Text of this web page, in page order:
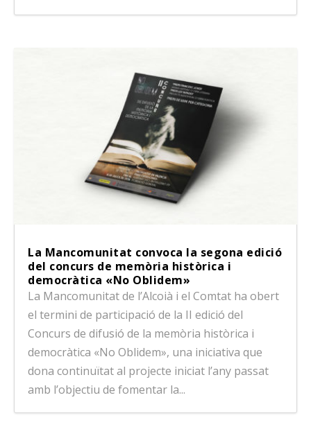
La Mancomunitat convoca la segona edició
del concurs de memòria històrica i
democràtica «No Oblidem»
La Mancomunitat de l’Alcoià i el Comtat ha obert
el termini de participació de la II edició del
Concurs de difusió de la memòria històrica i
democràtica «No Oblidem», una iniciativa que
dona continuïtat al projecte iniciat l’any passat
amb l’objectiu de fomentar la...